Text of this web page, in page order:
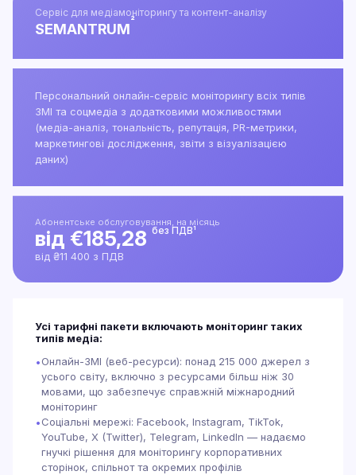
Сервіс для медіамоніторингу та контент-аналізу
SEMANTRUM²
Персональний онлайн-сервіс моніторингу всіх типів
ЗМІ та соцмедіа з додатковими можливостями
(медіа-аналіз, тональність, репутація, PR-метрики,
маркетингові дослідження, звіти з візуалізацією
даних)
Абонентське обслуговування, на місяць
від €185,28 без ПДВ¹
від ₴11 400 з ПДВ
Усі тарифні пакети включають моніторинг таких
типів медіа:
•Онлайн-ЗМІ (веб-ресурси): понад 215 000 джерел з
усього світу, включно з ресурсами більш ніж 30
мовами, що забезпечує справжній міжнародний
моніторинг
•Соціальні мережі: Facebook, Instagram, TikTok,
YouTube, X (Twitter), Telegram, LinkedIn — надаємо
гнучкі рішення для моніторингу корпоративних
сторінок, спільнот та окремих профілів